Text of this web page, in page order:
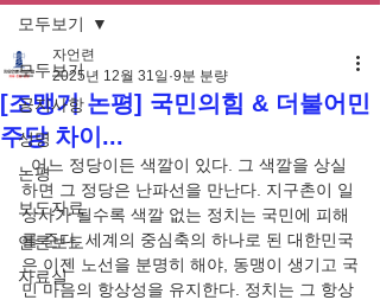
모두보기
공지사항
성명
논평
보도자료
언론보도
자료실
모두보기
[조맹기 논평] 국민의힘 & 더불어민
주당 차이...
자언련
2025년 12월 31일 9분 분량
  어느 정당이든 색깔이 있다. 그 색깔을 상실
하면 그 정당은 난파선을 만난다. 지구촌이 일
상사가 될수록 색깔 없는 정치는 국민에 피해
를 준다. 세계의 중심축의 하나로 된 대한민국
은 이젠 노선을 분명히 해야, 동맹이 생기고 국
민 마음의 항상성을 유지한다. 정치는 그 항상